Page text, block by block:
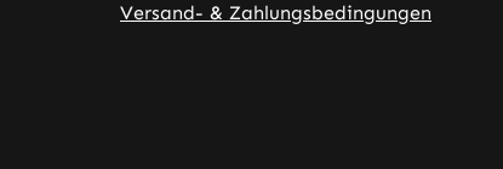
Versand- & Zahlungsbedingungen